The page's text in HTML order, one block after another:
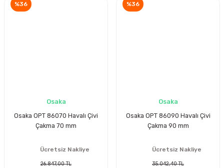
%36
Osaka
Osaka OPT 86070 Havalı Çivi
Çakma 70 mm
Ücretsiz Nakliye
26.847,00 TL
%36
Osaka
Osaka OPT 86090 Havalı Çivi
Çakma 90 mm
Ücretsiz Nakliye
35.042,40 TL